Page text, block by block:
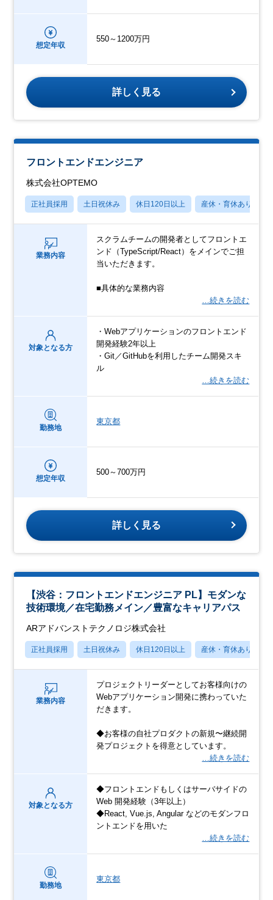
想定年収
550～1200万円
詳しく見る
フロントエンドエンジニア
株式会社OPTEMO
正社員採用 土日祝休み 休日120日以上 産休・育休あり
業務内容
スクラムチームの開発者としてフロントエ
ンド（TypeScript/React）をメインでご担
当いただきます。
■具体的な業務内容
…続きを読む
対象となる方
・Webアプリケーションのフロントエンド
開発経験2年以上
・Git／GitHubを利用したチーム開発スキ
ル
…続きを読む
勤務地
東京都
想定年収
500～700万円
詳しく見る
【渋谷：フロントエンドエンジニア PL】モダンな
技術環境／在宅勤務メイン／豊富なキャリアパス
ARアドバンストテクノロジ株式会社
正社員採用 土日祝休み 休日120日以上 産休・育休あり
業務内容
プロジェクトリーダーとしてお客様向けの
Webアプリケーション開発に携わっていた
だきます。
◆お客様の自社プロダクトの新規〜継続開
発プロジェクトを得意としています。
…続きを読む
対象となる方
◆フロントエンドもしくはサーバサイドの
Web 開発経験（3年以上）
◆React, Vue.js, Angular などのモダンフロ
ントエンドを用いた
…続きを読む
勤務地
東京都